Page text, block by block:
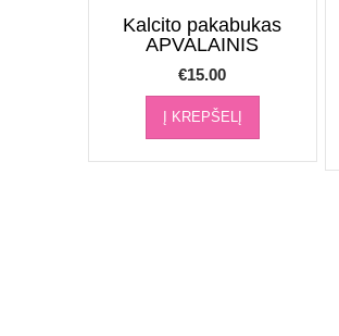
Kalcito pakabukas
APVALAINIS
€15.00
Į KREPŠELĮ